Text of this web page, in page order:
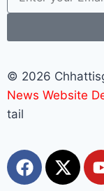
© 2026
News Website
tail